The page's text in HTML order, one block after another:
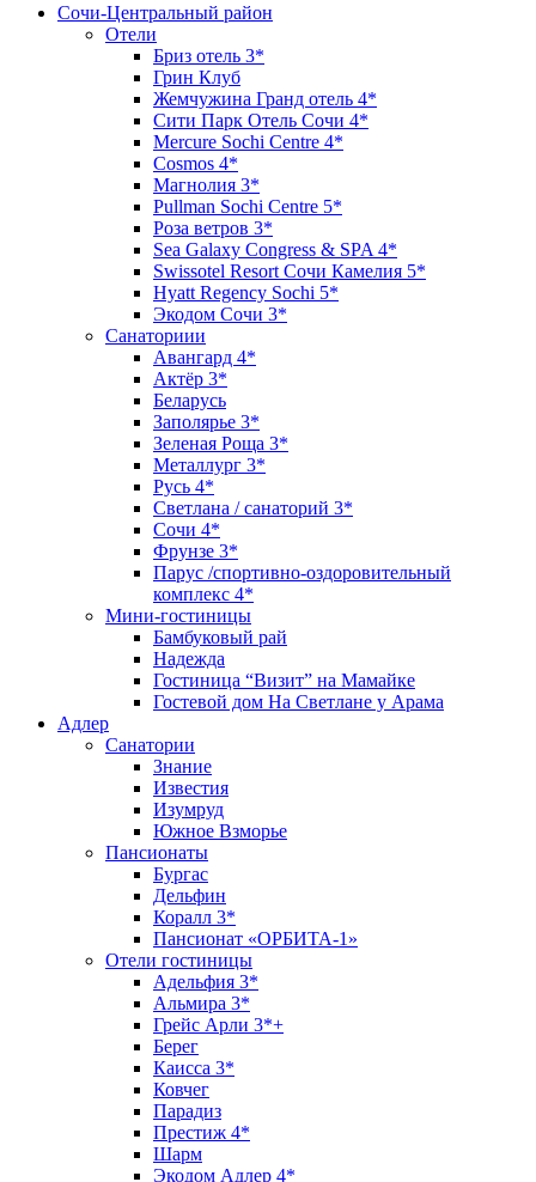
Сочи-Центральный район
Отели
Бриз отель 3*
Грин Клуб
Жемчужина Гранд отель 4*
Сити Парк Отель Сочи 4*
Mercure Sochi Centre 4*
Cosmos 4*
Магнолия 3*
Pullman Sochi Сеntre 5*
Роза ветров 3*
Sea Galaxy Congress & SPA 4*
Swissotel Resort Сочи Камелия 5*
Hyatt Regency Sochi 5*
Экодом Сочи 3*
Санаториии
Авангард 4*
Актёр 3*
Беларусь
Заполярье 3*
Зеленая Роща 3*
Металлург 3*
Русь 4*
Светлана / санаторий 3*
Сочи 4*
Фрунзе 3*
Парус /спортивно-оздоровительный
комплекс 4*
Мини-гостиницы
Бамбуковый рай
Надежда
Гостиница “Визит” на Мамайке
Гостевой дом На Светлане у Арама
Адлер
Санатории
Знание
Известия
Изумруд
Южное Взморье
Пансионаты
Бургас
Дельфин
Коралл 3*
Пансионат «ОРБИТА-1»
Отели гостиницы
Адельфия 3*
Альмира 3*
Грейс Арли 3*+
Берег
Каисса 3*
Ковчег
Парадиз
Престиж 4*
Шарм
Экодом Адлер 4*